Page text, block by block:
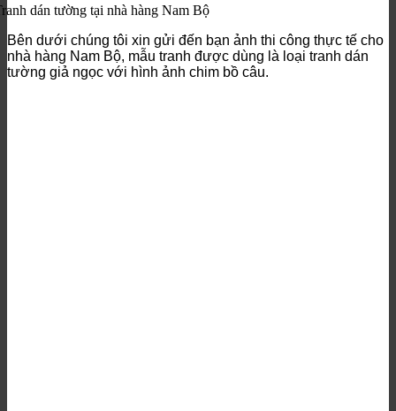
dán tường tại nhà hàng Nam Bộ
Bên dưới chúng tôi xin gửi đến bạn ảnh thi công thực tế cho
nhà hàng Nam Bộ, mẫu tranh được dùng là loại tranh dán
tường giả ngọc với hình ảnh chim bồ câu.